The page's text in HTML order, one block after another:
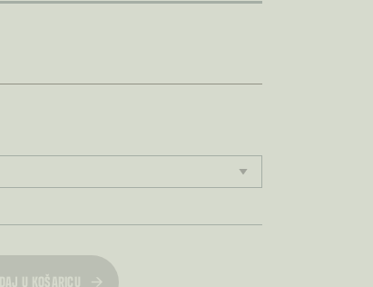
U KOŠARICU